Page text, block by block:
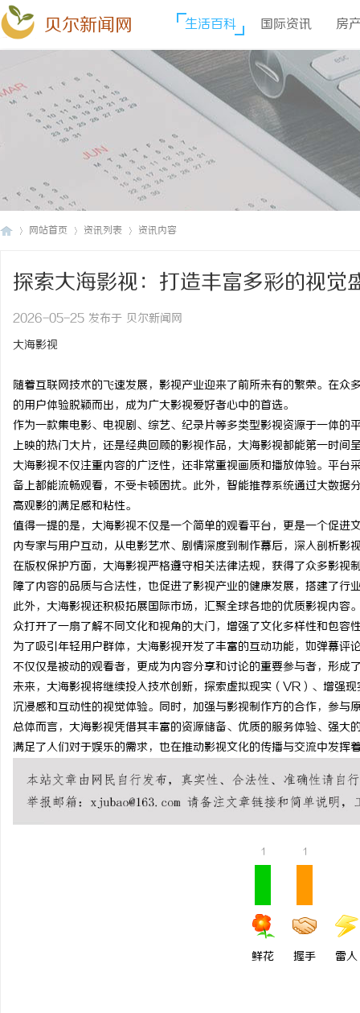
贝尔新闻网 生活百科 国际资讯 房
网站首页 资讯列表 资讯内容
探索大海影视：打造丰富多彩的视觉
2026-05-25 发布于 贝尔新闻网
大海影视
随着互联网技术的飞速发展，影视产业迎来了前所未有的繁荣。在
的用户体验脱颖而出，成为广大影视爱好者心中的首选。
作为一款集电影、电视剧、综艺、纪录片等多类型影视资源于一体
上映的热门大片，还是经典回顾的影视作品，大海影视都能第一时间
大海影视不仅注重内容的广泛性，还非常重视画质和播放体验。平
备上都能流畅观看，不受卡顿困扰。此外，智能推荐系统通过大数
高观影的满足感和粘性。
值得一提的是，大海影视不仅是一个简单的观看平台，更是一个促
内专家与用户互动，从电影艺术、剧情深度到制作幕后，深入剖析影
在版权保护方面，大海影视严格遵守相关法律法规，获得了众多影
障了内容的品质与合法性，也促进了影视产业的健康发展，搭建了行
此外，大海影视还积极拓展国际市场，汇聚全球各地的优质影视内
众打开了一扇了解不同文化和视角的大门，增强了文化多样性和包容
为了吸引年轻用户群体，大海影视开发了丰富的互动功能，如弹幕
不仅仅是被动的观看者，更成为内容分享和讨论的重要参与者，形成
未来，大海影视将继续投入技术创新，探索虚拟现实（VR）、增强
沉浸感和互动性的视觉体验。同时，加强与影视制作方的合作，参与
总体而言，大海影视凭借其丰富的资源储备、优质的服务体验、强
满足了人们对于娱乐的需求，也在推动影视文化的传播与交流中发挥
1
鲜花
1
握手 雷人
330FE20耐磨改性颗粒